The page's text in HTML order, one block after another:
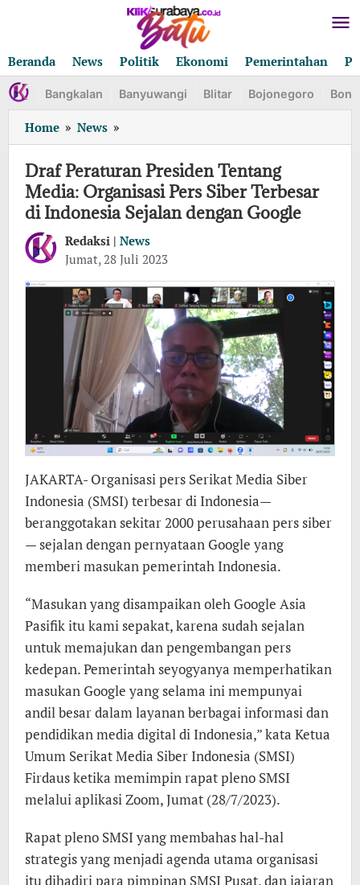
Beranda
News Politik Ekonomi Pemerintahan
Bangkalan Banyuwangi Blitar Bojonegoro
Home » News »
Peraturan
Presiden
Tentang
Media:
Organisasi
Pers
Siber
Terbesar
di
Indonesia
Sejalan
dengan
Google
Draf Peraturan Presiden Tentang
Media: Organisasi Pers Siber Terbesar
di Indonesia Sejalan dengan Google
Redaksi | News
Jumat, 28 Juli 2023
JAKARTA- Organisasi pers Serikat Media Siber
Indonesia (SMSI) terbesar di Indonesia—
beranggotakan sekitar 2000 perusahaan pers siber
— sejalan dengan pernyataan Google yang
memberi masukan pemerintah Indonesia.
“Masukan yang disampaikan oleh Google Asia
Pasifik itu kami sepakat, karena sudah sejalan
untuk memajukan dan pengembangan pers
kedepan. Pemerintah seyogyanya memperhatikan
masukan Google yang selama ini mempunyai
andil besar dalam layanan berbagai informasi dan
pendidikan media digital di Indonesia,” kata Ketua
Umum Serikat Media Siber Indonesia (SMSI)
Firdaus ketika memimpin rapat pleno SMSI
melalui aplikasi Zoom, Jumat (28/7/2023).
Rapat pleno SMSI yang membahas hal-hal
strategis yang menjadi agenda utama organisasi
itu dihadiri para pimpinan SMSI Pusat, dan jajaran